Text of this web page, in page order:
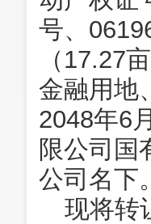
号、
（17.27
金融用地
2048年6
限公司国
公司名下
现将转